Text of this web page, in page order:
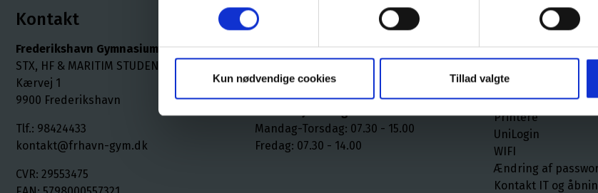
Kun nødvendige cookies Tillad valgte
Kontakt
Frederikshavn Gymnasium
STX, HF & MARITIM STUDENT
Kærvej 1
9900 Frederikshavn
Tlf.: 98424433
kontakt@frhavn-gym.dk
CVR: 29553475
Åbningstider
Kontoret
Fredag: 07.30 - 14.30
Studievejledning
Mandag-Torsdag: 07.30 - 15.00
Fredag: 07.30 - 14.00
Skolens IT
Download af
Maple
Office 365
Printere
UniLogin
WIFI
Ændring af
Kontakt IT og